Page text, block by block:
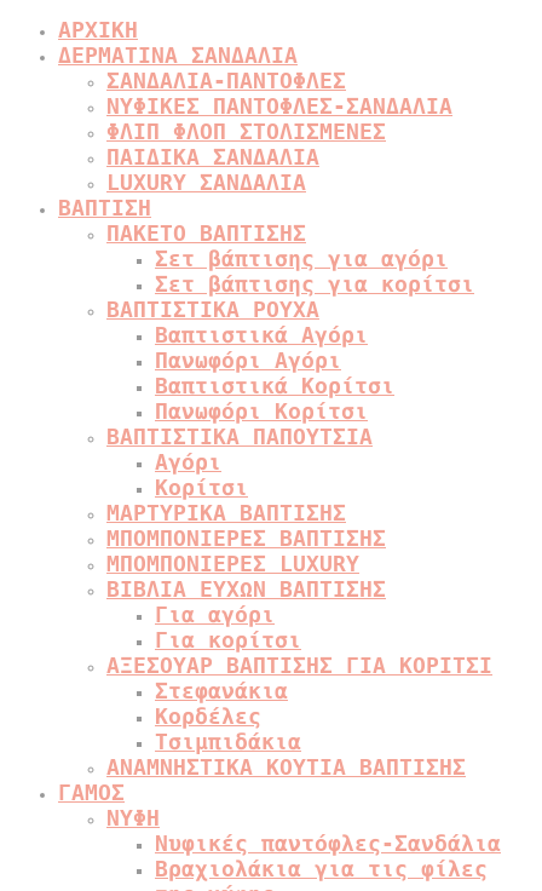
ΑΡΧΙΚΗ
ΔΕΡΜΑΤΙΝΑ ΣΑΝΔΑΛΙΑ
ΣΑΝΔΑΛΙΑ-ΠΑΝΤΟΦΛΕΣ
ΝΥΦΙΚΕΣ ΠΑΝΤΟΦΛΕΣ-ΣΑΝΔΑΛΙΑ
ΦΛΙΠ ΦΛΟΠ ΣΤΟΛΙΣΜΕΝΕΣ
ΠΑΙΔΙΚΑ ΣΑΝΔΑΛΙΑ
LUXURY ΣΑΝΔΑΛΙΑ
ΒΑΠΤΙΣΗ
ΠΑΚΕΤΟ ΒΑΠΤΙΣΗΣ
Σετ βάπτισης για αγόρι
Σετ βάπτισης για κορίτσι
ΒΑΠΤΙΣΤΙΚΑ ΡΟΥΧΑ
Βαπτιστικά Αγόρι
Πανωφόρι Αγόρι
Βαπτιστικά Κορίτσι
Πανωφόρι Κορίτσι
ΒΑΠΤΙΣΤΙΚΑ ΠΑΠΟΥΤΣΙΑ
Αγόρι
Κορίτσι
ΜΑΡΤΥΡΙΚΑ ΒΑΠΤΙΣΗΣ
ΜΠΟΜΠΟΝΙΕΡΕΣ ΒΑΠΤΙΣΗΣ
ΜΠΟΜΠΟΝΙΕΡΕΣ LUXURY
ΒΙΒΛΙΑ ΕΥΧΩΝ ΒΑΠΤΙΣΗΣ
Για αγόρι
Για κορίτσι
ΑΞΕΣΟΥΑΡ ΒΑΠΤΙΣΗΣ ΓΙΑ ΚΟΡΙΤΣΙ
Στεφανάκια
Κορδέλες
Τσιμπιδάκια
ΑΝΑΜΝΗΣΤΙΚΑ ΚΟΥΤΙΑ ΒΑΠΤΙΣΗΣ
ΓΑΜΟΣ
ΝΥΦΗ
Νυφικές παντόφλες-Σανδάλια
Βραχιολάκια για τις φίλες